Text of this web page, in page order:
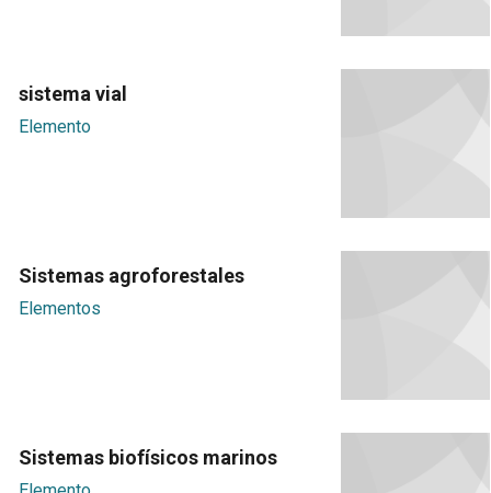
sistema vial
Elemento
Sistemas agroforestales
Elementos
Sistemas biofísicos marinos